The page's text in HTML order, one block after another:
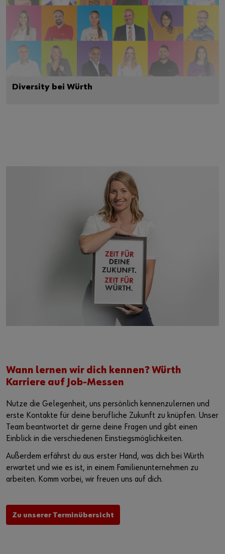
Diversity bei Würth
Wann lernen wir dich kennen? Würth
Karriere auf Job-Messen
Nutze die Gelegenheit, uns persönlich kennenzulernen und
erste Kontakte für deine berufliche Zukunft zu knüpfen. Unser
Team beantwortet dir gerne deine Fragen und gibt einen
Einblick in die verschiedenen Einstiegsmöglichkeiten.
Außerdem erfährst du aus erster Hand, was dich bei Würth
erwartet und wie es ist, in einem Familienunternehmen zu
arbeiten. Komm vorbei, wir freuen uns auf dich.
Zu unserer Terminübersicht